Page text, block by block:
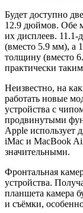
Будет доступно
12.9 дюймов. Обе
их дисплеев.
(вместо 5.9 мм), а
толщину (вместо
практически
Неизвестно, на
работать новые
устройства с
продвинутыми
Apple использует
iMac и MacBook
значительными.
Фронтальная
устройства.
планшета камера
и съёмки,